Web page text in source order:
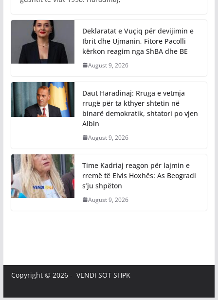
Deklaratat e Vuçiq për devijimin e
Ibrit dhe Ujmanin, Fitore Pacolli
kërkon reagim nga ShBA dhe BE
Daut Haradinaj: Rruga e vetmja
rrugë për ta kthyer shtetin në
binarë demokratik, shtatori po vjen
Albin
Time Kadriaj reagon për lajmin e
rremë të Elvis Hoxhës: As Beogradi
s’ju shpëton
Copyright © 2026 - VENDI SOT SHPK